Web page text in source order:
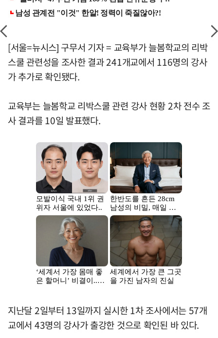
[서울=뉴시스] 구무서 기자 = 교육부가 늘봄학교의 리박
스쿨 관련성을 조사한 결과 241개교에서 116명의 강사
가 추가로 확인됐다.
교육부는 늘봄학교 리박스쿨 관련 강사 현황 2차 전수 조
사 결과를 10일 발표했다.
지난달 2일부터 13일까지 실시한 1차 조사에서는 57개
교에서 43명의 강사가 출강한 것으로 확인된 바 있다.